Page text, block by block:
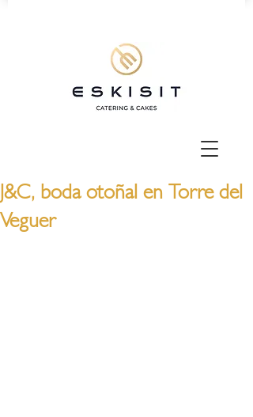
J&C, boda otoñal en Torre del
Veguer